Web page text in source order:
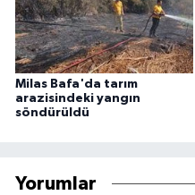
Milas Bafa'da tarım
arazisindeki yangın
söndürüldü
Yorumlar